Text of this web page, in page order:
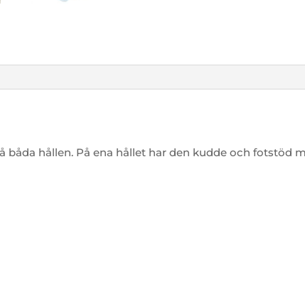
båda hållen. På ena hållet har den kudde och fotstöd